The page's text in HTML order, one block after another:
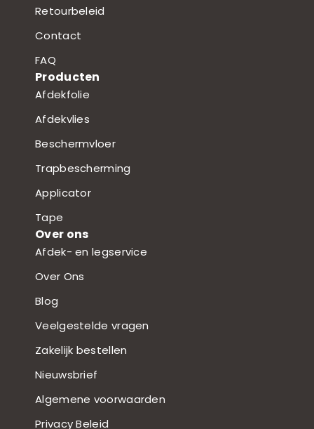
Retourbeleid
Contact
FAQ
Producten
Afdekfolie
Afdekvlies
Beschermvloer
Trapbescherming
Applicator
Tape
Over ons
Afdek- en legservice
Over Ons
Blog
Veelgestelde vragen
Zakelijk bestellen
Nieuwsbrief
Algemene voorwaarden
Privacy Beleid